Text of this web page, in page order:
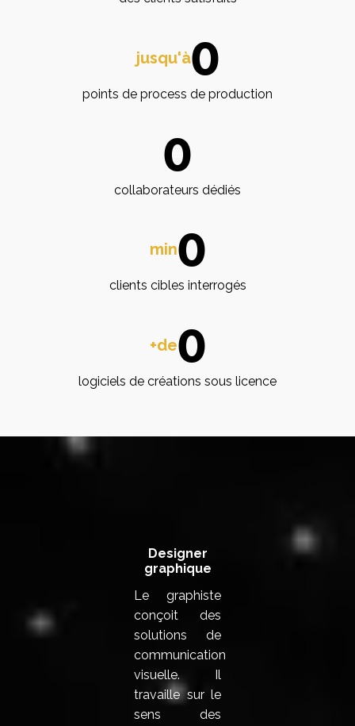
jusqu'à0
points de process de production
0
collaborateurs dédiés
min0
clients cibles interrogés
+de0
logiciels de créations sous licence
Designer
graphique
Le graphiste
conçoit des
solutions de
communication
visuelle. Il
travaille sur le
sens des